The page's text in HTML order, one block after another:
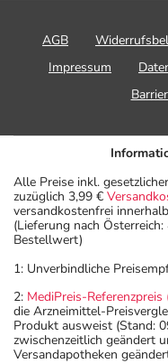
AGB
Impressum
Alle Preise inkl.
zuzüglich 3,99 €
versandkostenfrei
(Lieferung nach
Bestellwert)
1: Unverbindliche
2: MediPreis-Referenzpreis
die Arzneimittel-
Produkt ausweist (Stand:
zwischenzeitlich geändert
Versandapotheken